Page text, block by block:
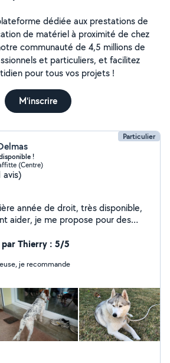
dédiée aux prestations de
de matériel à proximité de chez
communauté de 4,5 millions de
et particuliers, et facilitez
pour tous vos projets !
M'inscrire
Particulier
!
(Centre)
avis)
année de droit, très disponible,
aider, je me propose pour des
soutien scolaire, je suis prête à
par Thierry : 5/5
je recommande